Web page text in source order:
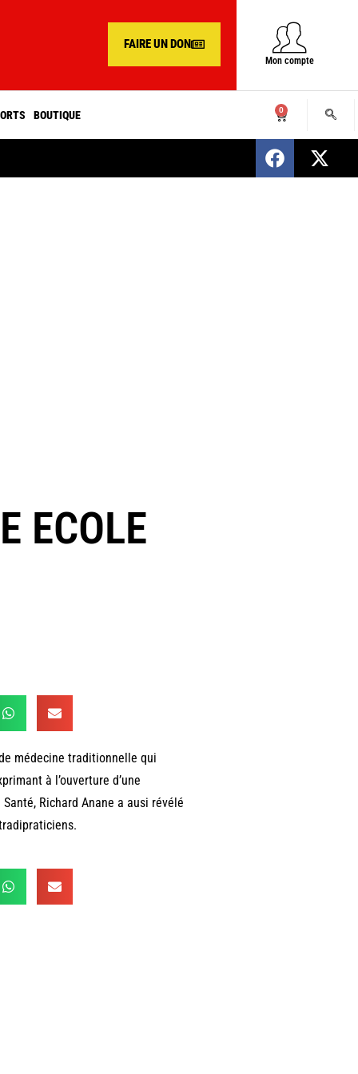
FAIRE UN DON
Mon compte
BOUTIQUE 0
SENEGAL : Nomination d’un nouveau
ECOLE
médecine traditionnelle qui
à l’ouverture d’une
Richard Anane a ausi révélé